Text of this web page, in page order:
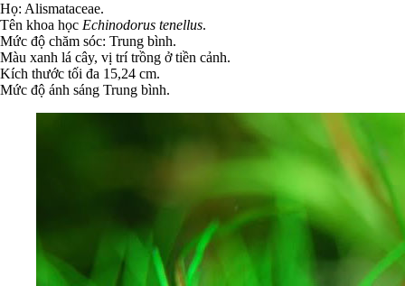
Họ: Alismataceae.
Tên khoa học Echinodorus tenellus.
Mức độ chăm sóc: Trung bình.
Màu xanh lá cây, vị trí trồng ở tiền cảnh.
Kích thước tối đa 15,24 cm.
Mức độ ánh sáng Trung bình.